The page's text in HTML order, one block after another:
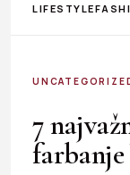
LIFESTYLE
7
farbanje